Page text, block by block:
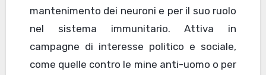
mantenimento dei neuroni e per il suo ruolo
nel sistema immunitario. Attiva in
campagne di interesse politico e sociale,
come quelle contro le mine anti-uomo o per